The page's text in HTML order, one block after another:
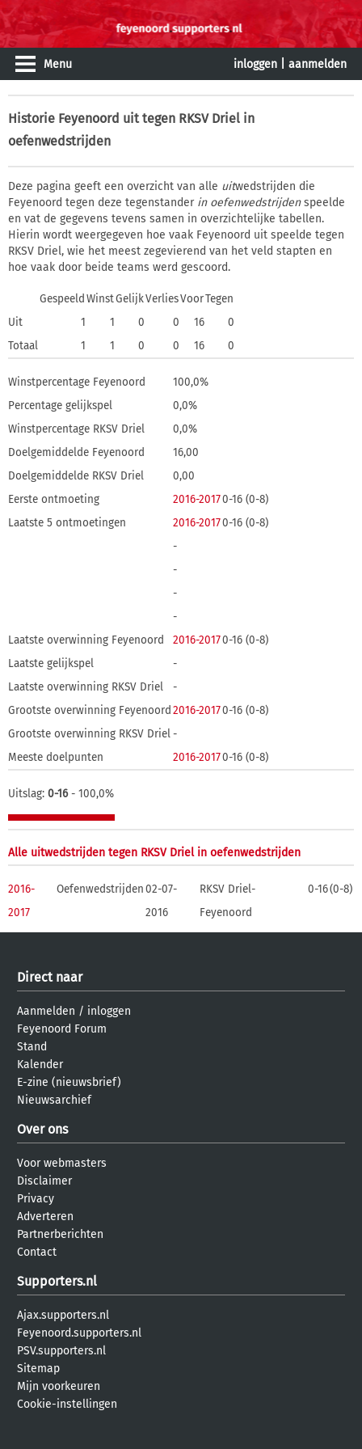
Menu inloggen aanmelden
Historie Feyenoord uit tegen RKSV Driel in
oefenwedstrijden
Deze pagina geeft een overzicht van alle uitwedstrijden die
Feyenoord tegen deze tegenstander in oefenwedstrijdenspeelde
en vat de gegevens tevens samen in overzichtelijke tabellen.
Hierin wordt weergegeven hoe vaak Feyenoord uit speelde tegen
RKSV Driel, wie het meest zegevierend van het veld stapten en
hoe vaak door beide teams werd gescoord.
Gespeeld WinstGelijkVerliesVoorTegen
Uit
1 1 0 0 16
0
Totaal
1 1 0 0 16 0
Winstpercentage Feyenoord
100,0%
Percentage gelijkspel
0,0%
Winstpercentage RKSV Driel
0,0%
Doelgemiddelde Feyenoord
16,00
Doelgemiddelde RKSV Driel
0,00
Eerste ontmoeting
2016-20170-16 (0-8)
Laatste 5 ontmoetingen
2016-20170-16 (0-8)
-
-
-
-
Laatste overwinning Feyenoord
2016-20170-16 (0-8)
Laatste gelijkspel
-
Laatste overwinning RKSV Driel
-
Grootste overwinning Feyenoord 2016-20170-16 (0-8)
Grootste overwinning RKSV Driel-
Meeste doelpunten
2016-20170-16 (0-8)
Uitslag: 0-16- 100,0%
Alle uitwedstrijden tegen RKSV Driel in oefenwedstrijden
2016-
2017
Oefenwedstrijden02-07-
2016
RKSV Driel-
Feyenoord
0-16(0-8)
Direct naar
Aanmelden / inloggen
Feyenoord Forum
Stand
Kalender
E-zine (nieuwsbrief)
Nieuwsarchief
Over ons
Voor webmasters
Disclaimer
Privacy
Adverteren
Partnerberichten
Contact
Supporters.nl
Ajax.supporters.nl
Feyenoord.supporters.nl
PSV.supporters.nl
Sitemap
Mijn voorkeuren
Cookie-instellingen